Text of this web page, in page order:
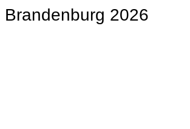
Brandenburg 2026